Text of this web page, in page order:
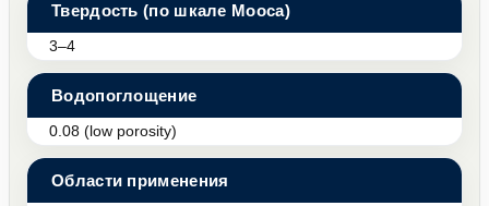
Твердость (по шкале Мооса)
3–4
Водопоглощение
0.08 (low porosity)
Области применения